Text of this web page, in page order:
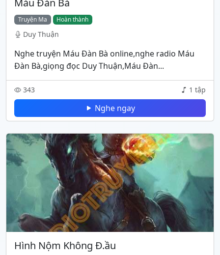
Máu Đàn Bà
Truyện Ma Hoàn thành
Duy Thuận
Nghe truyện Máu Đàn Bà online,nghe radio Máu
Đàn Bà,giọng đọc Duy Thuận,Máu Đàn...
343 1 tập
Nghe ngay
Hình Nộm Không Đ.ầu